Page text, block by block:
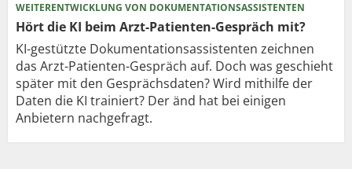
WEITERENTWICKLUNG VON DOKUMENTATIONSASSISTENTEN
Hört die KI beim Arzt-Patienten-Gespräch mit?
KI-gestützte Dokumentationsassistenten zeichnen
das Arzt-Patienten-Gespräch auf. Doch was geschieht
später mit den Gesprächsdaten? Wird mithilfe der
Daten die KI trainiert? Der änd hat bei einigen
Anbietern nachgefragt.